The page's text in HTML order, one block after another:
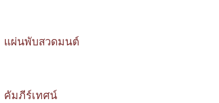
แผ่นพับสวดมนต์
คัมภีร์เทศน์